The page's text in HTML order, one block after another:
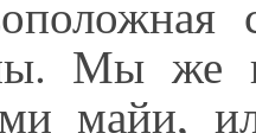
Мы же в
майи,